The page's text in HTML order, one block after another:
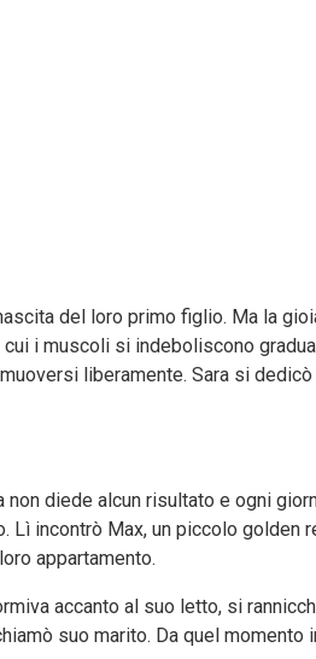
del loro primo figlio. Ma la
i muscoli si indeboliscono
liberamente. Sara si
diede alcun risultato e ogni
Lì incontrò Max, un piccolo
appartamento.
accanto al suo letto, si
suo marito. Da quel momento